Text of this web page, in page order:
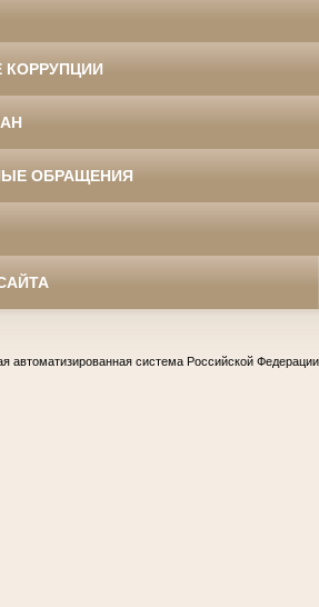
КОРРУПЦИИ
ОБРАЩЕНИЯ
автоматизированная система Российской